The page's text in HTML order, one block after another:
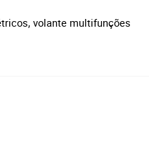
volante multifunções